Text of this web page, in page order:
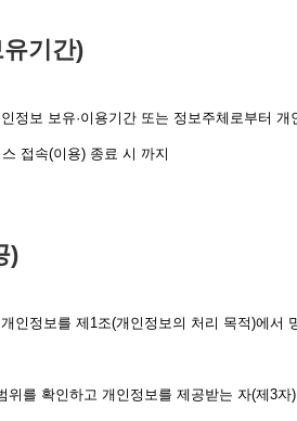
기간)
정보 보유·이용기간 또는 정보주체로부터
접속(이용) 종료 시 까지
)
인정보를 제1조(개인정보의 처리 목적)에
를 확인하고 개인정보를 제공받는 자(제3